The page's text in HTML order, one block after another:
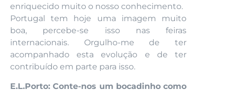
enriquecido muito o nosso conhecimento.
Portugal tem hoje uma imagem muito
boa, percebe-se isso nas feiras
internacionais. Orgulho-me de ter
acompanhado esta evolução e de ter
contribuído em parte para isso.
E.L.Porto: Conte-nos um bocadinho como